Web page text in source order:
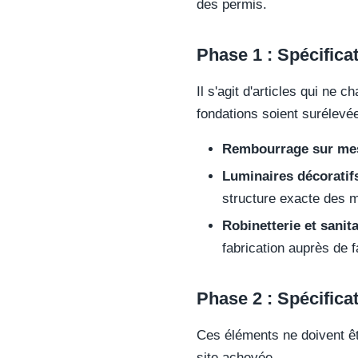
des permis.
Phase 1 :
Il s'agit d'articles qui ne
fondations soient
Rembourrage sur
Luminaires
structure exacte des
Robinetterie et
fabrication auprès de
Phase 2 :
Ces éléments ne doivent